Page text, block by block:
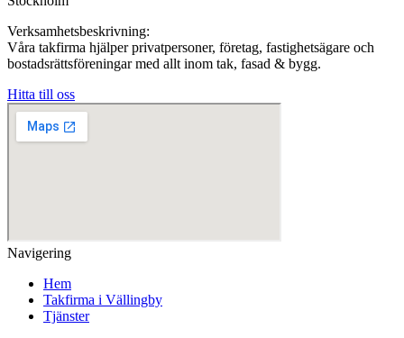
Verksamhetsbeskrivning:
Våra takfirma hjälper privatpersoner, företag, fastighetsägare och
bostadsrättsföreningar med allt inom tak, fasad & bygg.
Hitta till oss
Navigering
Hem
Takfirma i Vällingby
Tjänster